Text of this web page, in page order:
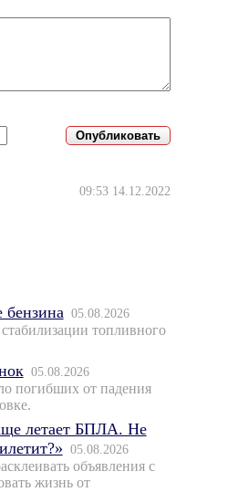
09:53 14.12.2022
бензина 05.08.2026
топливного
05.08.2026
погибших от падения
летает БПЛА. Не
05.08.2026
объявления с
жизнь от